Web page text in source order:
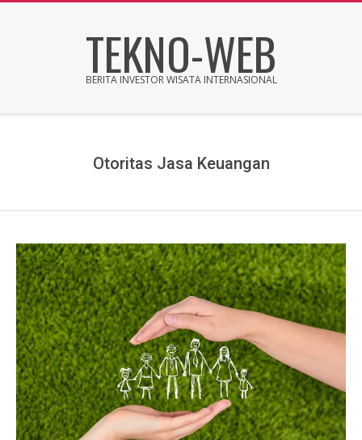
TEKNO-WEB
BERITA INVESTOR WISATA INTERNASIONAL
Otoritas Jasa Keuangan